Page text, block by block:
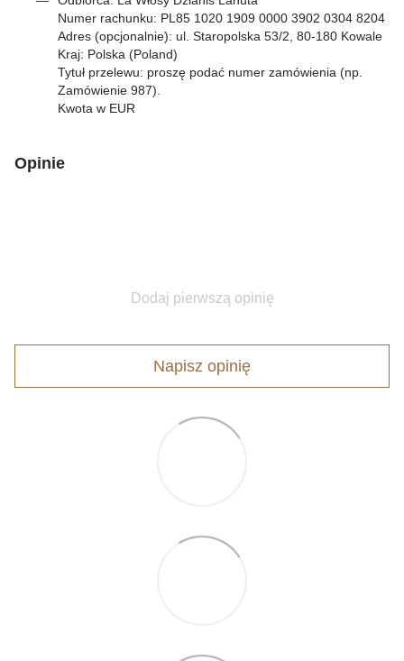
Numer rachunku: PL85 1020 1909 0000 3902 0304 8204
Adres (opcjonalnie): ul. Staropolska 53/2, 80-180 Kowale
Kraj: Polska (Poland)
Tytuł przelewu: proszę podać numer zamówienia (np.
Zamówienie 987).
Kwota w EUR
Opinie
Dodaj pierwszą opinię
Napisz opinię